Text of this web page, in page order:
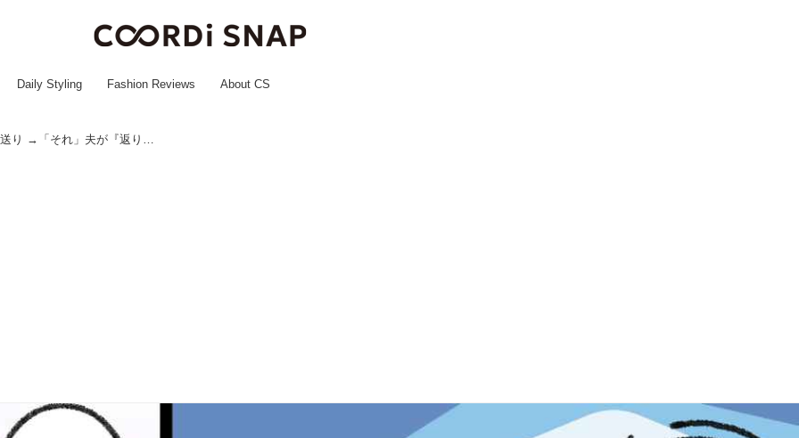
Daily Styling Fashion Reviews About CS
全部『消費期限切れ』の義母の仕送り →「それ」夫が『返り討ち』義母は絶句し、妻「惚れ直した♡」